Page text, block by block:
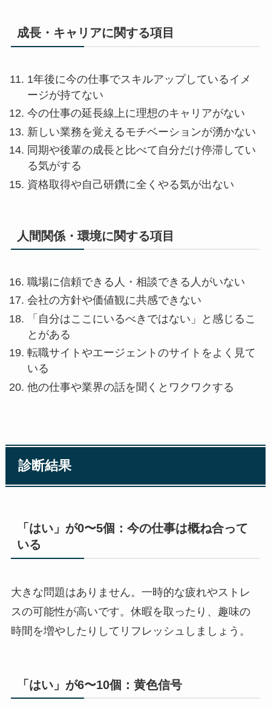
成長・キャリアに関する項目
1年後に今の仕事でスキルアップしているイメ
ージが持てない
今の仕事の延長線上に理想のキャリアがない
新しい業務を覚えるモチベーションが湧かない
同期や後輩の成長と比べて自分だけ停滞してい
る気がする
資格取得や自己研鑽に全くやる気が出ない
人間関係・環境に関する項目
職場に信頼できる人・相談できる人がいない
会社の方針や価値観に共感できない
「自分はここにいるべきではない」と感じるこ
とがある
転職サイトやエージェントのサイトをよく見て
いる
他の仕事や業界の話を聞くとワクワクする
診断結果
「はい」が0〜5個：今の仕事は概ね合って
いる
大きな問題はありません。一時的な疲れやストレ
スの可能性が高いです。休暇を取ったり、趣味の
時間を増やしたりしてリフレッシュしましょう。
「はい」が6〜10個：黄色信号